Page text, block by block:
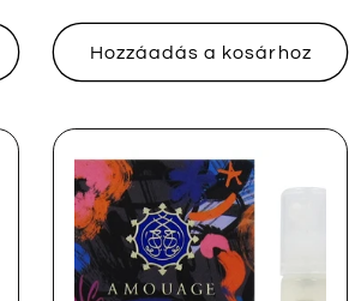
Hozzáadás a kosárhoz